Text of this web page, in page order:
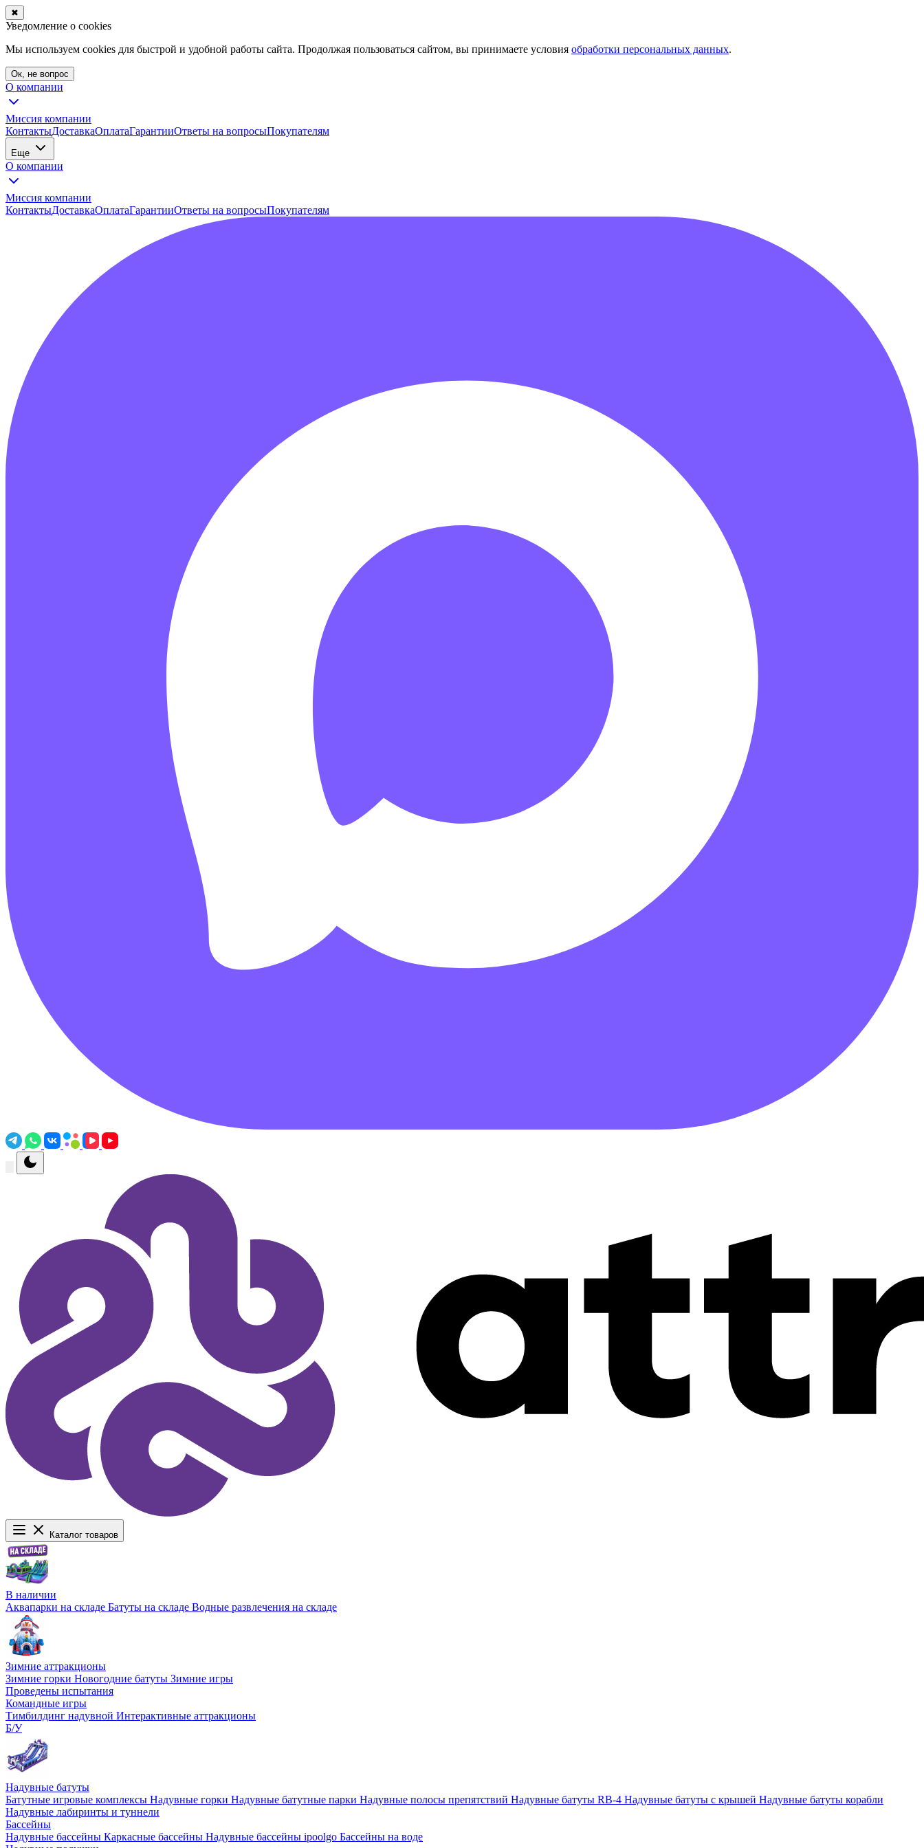
✖
Уведомление о cookies
Мы используем cookies для быстрой и удобной работы сайта. Продолжая пользоваться сайтом, вы принимаете условия обработки персональных данных.
Ок, не вопрос
О компании
Миссия компании
КонтактыДоставкаОплатаГарантииОтветы на вопросыПокупателям
Еще
О компании
Миссия компании
КонтактыДоставкаОплатаГарантииОтветы на вопросыПокупателям
Каталог товаров
В наличии
Аквапарки на складе Батуты на складе Водные развлечения на складе
Зимние аттракционы
Зимние горки Новогодние батуты Зимние игры
Проведены испытания
Командные игры
Тимбилдинг надувной Интерактивные аттракционы
Б/У
Надувные батуты
Батутные игровые комплексы Надувные горки Надувные батутные парки Надувные полосы препятствий Надувные батуты RB-4 Надувные батуты с крышей Надувные батуты корабли
Надувные лабиринты и туннели
Бассейны
Надувные бассейны Каркасные бассейны Надувные бассейны ipoolgo Бассейны на воде